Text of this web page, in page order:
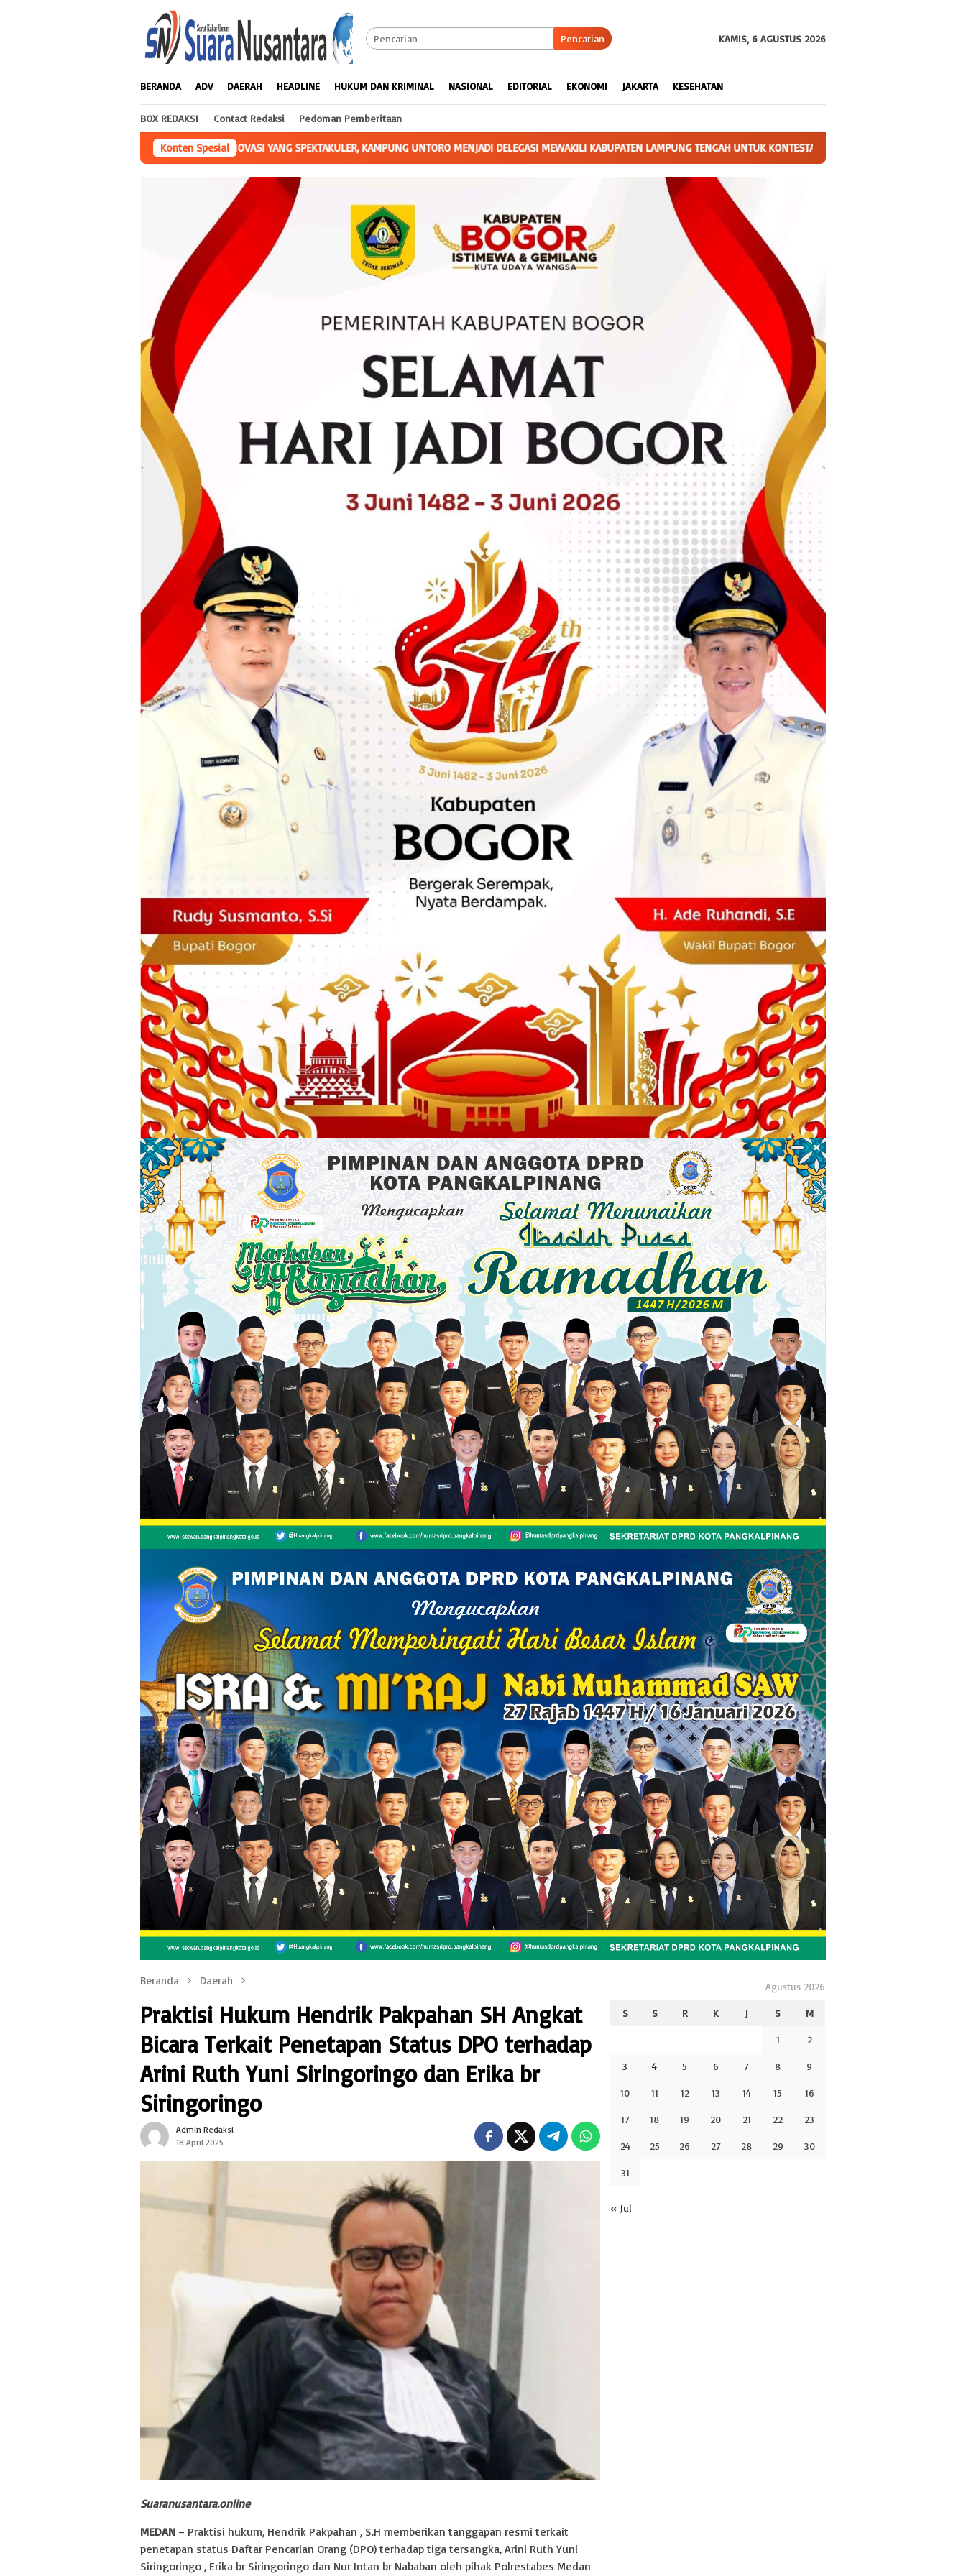
Pencarian KAMIS, 6 AGUSTUS 2026
BERANDA ADV DAERAH HEADLINE HUKUM DAN KRIMINAL NASIONAL EDITORIAL EKONOMI JAKARTA KESEHATAN
BOX REDAKSI Contact Redaksi Pedoman Pemberitaan
Konten Spesial
INOVASI YANG SPEKTAKULER, KAMPUNG UNTORO MENJADI DELEGASI MEWAKILI KABUPATEN LAMPUNG TENGAH UNTUK KONTESTASI PENANGANAN STUNTING TINGKAT PROVINSI 2026
Beranda Daerah
Praktisi Hukum Hendrik Pakpahan SH Angkat
Bicara Terkait Penetapan Status DPO terhadap
Arini Ruth Yuni Siringoringo dan Erika br
Siringoringo
Admin Redaksi
18 April 2025
Suaranusantara.online
MEDAN – Praktisi hukum, Hendrik Pakpahan , S.H memberikan tanggapan resmi terkait
penetapan status Daftar Pencarian Orang (DPO) terhadap tiga tersangka, Arini Ruth Yuni
Siringoringo , Erika br Siringoringo dan Nur Intan br Nababan oleh pihak Polrestabes Medan
Agustus 2026
S S R K J S M
1 2
3 4 5 6 7 8 9
10 11 12 13 14 15 16
17 18 19 20 21 22 23
24 25 26 27 28 29 30
31
« Jul